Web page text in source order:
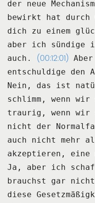
der neue
bewirkt hat durch
dich zu einem
aber ich sündige
auch.
(00:12:01)
entschuldige den
Nein, das ist
schlimm, wenn wir
traurig, wenn wir
nicht der
auch nicht mehr
akzeptieren,
eine
Ja, aber ich
brauchst gar
diese